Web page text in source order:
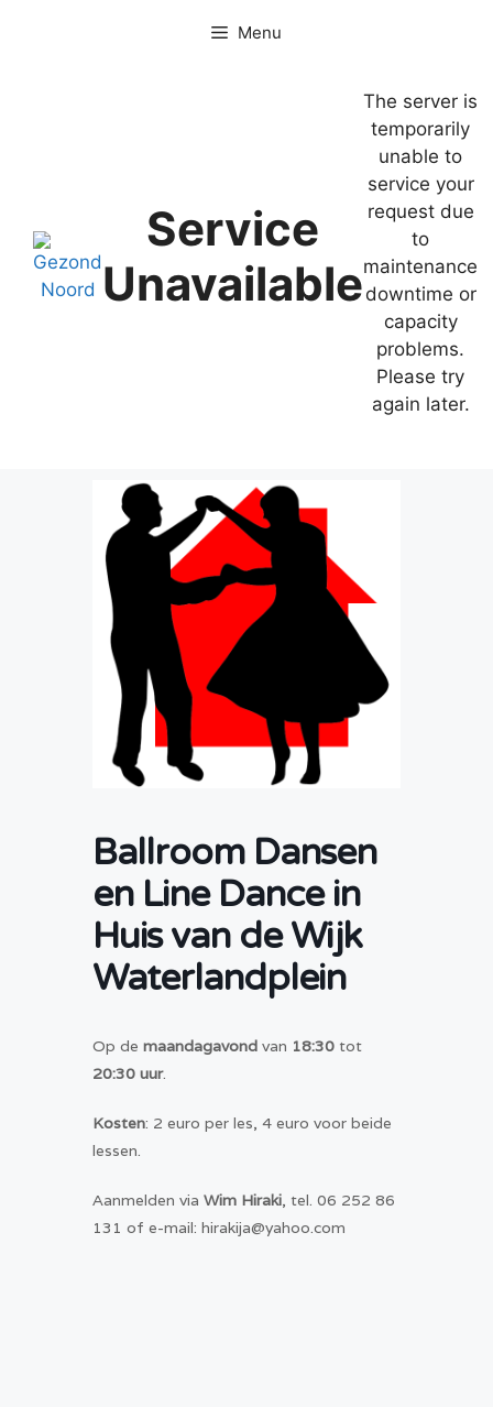
Menu
Service
Unavailable
The server is
temporarily
unable to
service your
request due
to
maintenance
downtime or
capacity
problems.
Please try
again later.
Ballroom Dansen
en Line Dance in
Huis van de Wijk
Waterlandplein
Op de maandagavond van 18:30 tot
20:30 uur.
Kosten: 2 euro per les, 4 euro voor beide
lessen.
Aanmelden via Wim Hiraki , tel. 06 252 86
131 of e-mail: hirakija@yahoo.com